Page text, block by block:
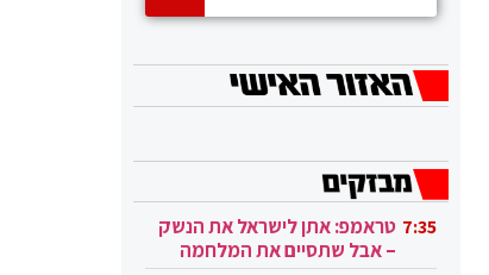
7:35 טראמפ: אתן לישראל את הנשק
– אבל שתסיים את המלחמה